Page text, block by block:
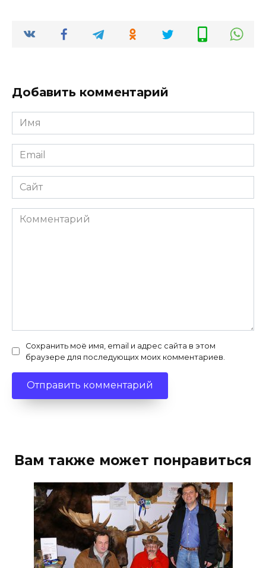
Добавить комментарий
Имя
*
Email
*
Сайт
Комментарий
Сохранить моё имя, email и адрес сайта в этом
браузере для последующих моих комментариев.
Вам также может понравиться